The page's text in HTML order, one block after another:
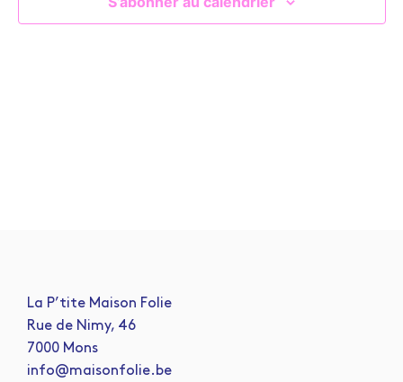
La P’tite Maison Folie
Rue de Nimy, 46
7000 Mons
info@maisonfolie.be